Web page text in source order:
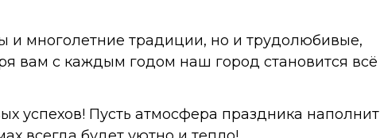
и многолетние традиции, но и трудолюбивые,
вам с каждым годом наш город становится всё
успехов! Пусть атмосфера праздника наполнит